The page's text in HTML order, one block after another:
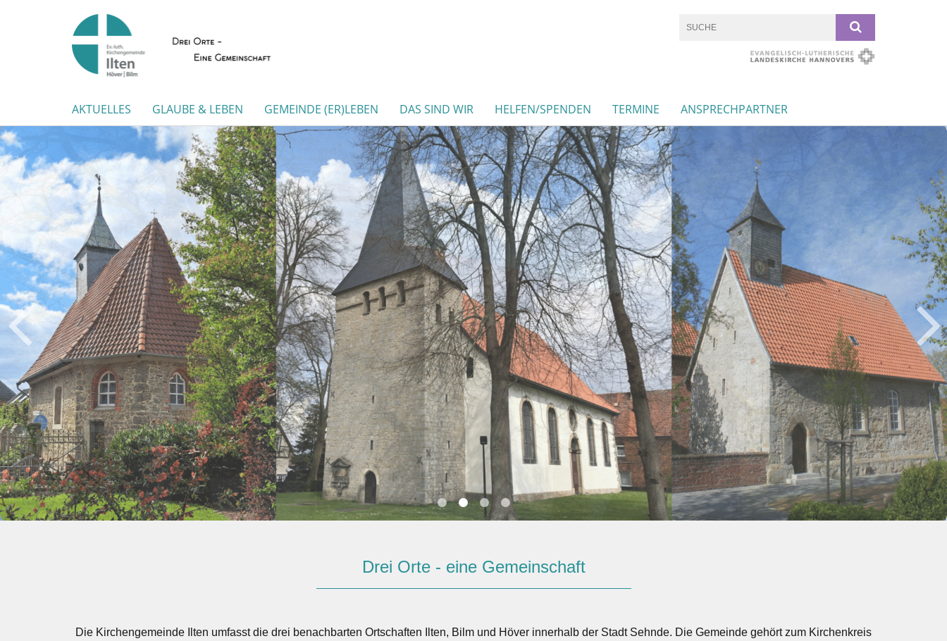
AKTUELLES GLAUBE & LEBEN GEMEINDE (ER)LEBEN DAS SIND WIR HELFEN/SPENDEN TERMINE ANSPRECHPARTNER
Zum Schutzkonzept Prävention
Informationen, Schulungen,
Hilfen und Ansprechpartner
Mehr erfahren
Drei Orte - eine Gemeinschaft
Die Kirchengemeinde Ilten umfasst die drei benachbarten Ortschaften Ilten, Bilm und Höver innerhalb der Stadt Sehnde. Die Gemeinde gehört zum Kirchenkreis